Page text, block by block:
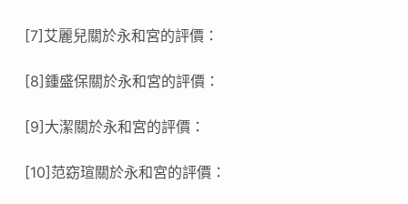
[7]艾麗兒關於永和宮的評價：
[8]鍾盛保關於永和宮的評價：
[9]大潔關於永和宮的評價：
[10]范窈瑄關於永和宮的評價：